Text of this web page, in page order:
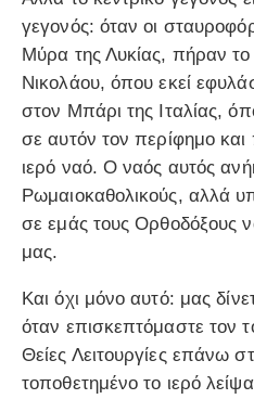
γεγονός: όταν οι
Μύρα της Λυκίας, πήραν το
Νικολάου, όπου εκεί
στον Μπάρι της Ιταλίας,
σε αυτόν τον περίφημο
ιερό ναό. Ο ναός αυτός
Ρωμαιοκαθολικούς, αλλά
σε εμάς τους Ορθοδόξους
μας.
Και όχι μόνο αυτό: μας
όταν επισκεπτόμαστε τον
Θείες Λειτουργίες επάνω
τοποθετημένο το ιερό